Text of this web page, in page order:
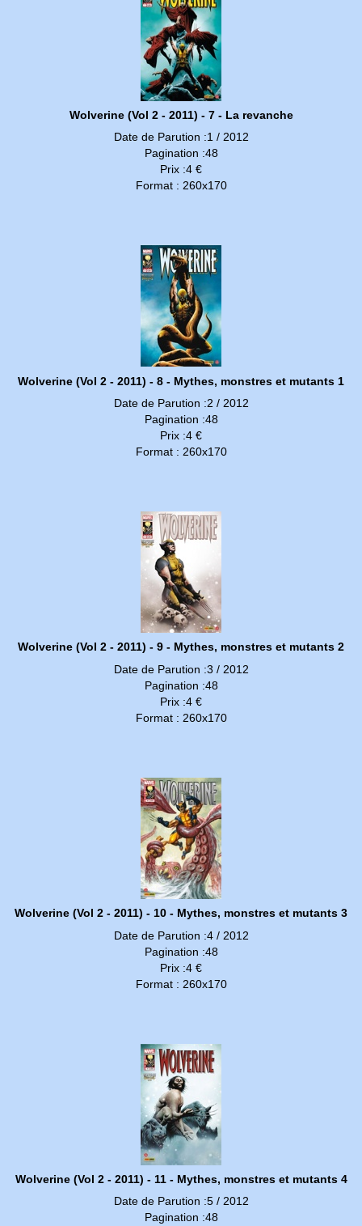
Wolverine (Vol 2 - 2011) - 7 - La revanche
Date de Parution :1 / 2012
Pagination :48
Prix :4 €
Format : 260x170
Wolverine (Vol 2 - 2011) - 8 - Mythes, monstres et mutants 1
Date de Parution :2 / 2012
Pagination :48
Prix :4 €
Format : 260x170
Wolverine (Vol 2 - 2011) - 9 - Mythes, monstres et mutants 2
Date de Parution :3 / 2012
Pagination :48
Prix :4 €
Format : 260x170
Wolverine (Vol 2 - 2011) - 10 - Mythes, monstres et mutants 3
Date de Parution :4 / 2012
Pagination :48
Prix :4 €
Format : 260x170
Wolverine (Vol 2 - 2011) - 11 - Mythes, monstres et mutants 4
Date de Parution :5 / 2012
Pagination :48